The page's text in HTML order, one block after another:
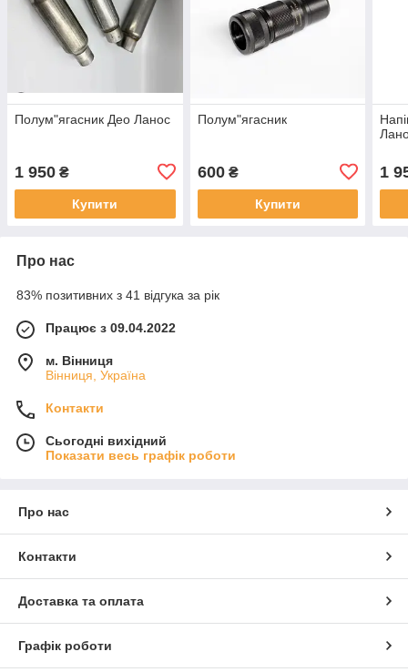
Полум"ягасник Део Ланос
1 950 ₴
Купити
Полум"ягасник
600₴
Купити
1
Про нас
83% позитивних з 41 відгука за рік
Працює з 09.04.2022
м. Вінниця
Вінниця, Україна
Контакти
Сьогодні вихідний
Показати весь графік роботи
Про нас
Контакти
Доставка та оплата
Графік роботи